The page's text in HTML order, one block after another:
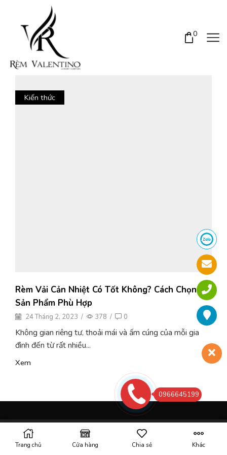
0
Kiến thức
Rèm Vải Cản Nhiệt Có Tốt Không? Cách Chọn
Sản Phẩm Phù Hợp
24 Tháng 2, 2023 / 378 / 0
Không gian riêng tư, thoải mái và ấm cúng của mỗi gia
đình đến từ rất nhiều...
Xem
© Created by 8theme - Power Elite ThemeForest Author.
Trang chủ Cửa hàng Chia sẻ Khác
0966645199